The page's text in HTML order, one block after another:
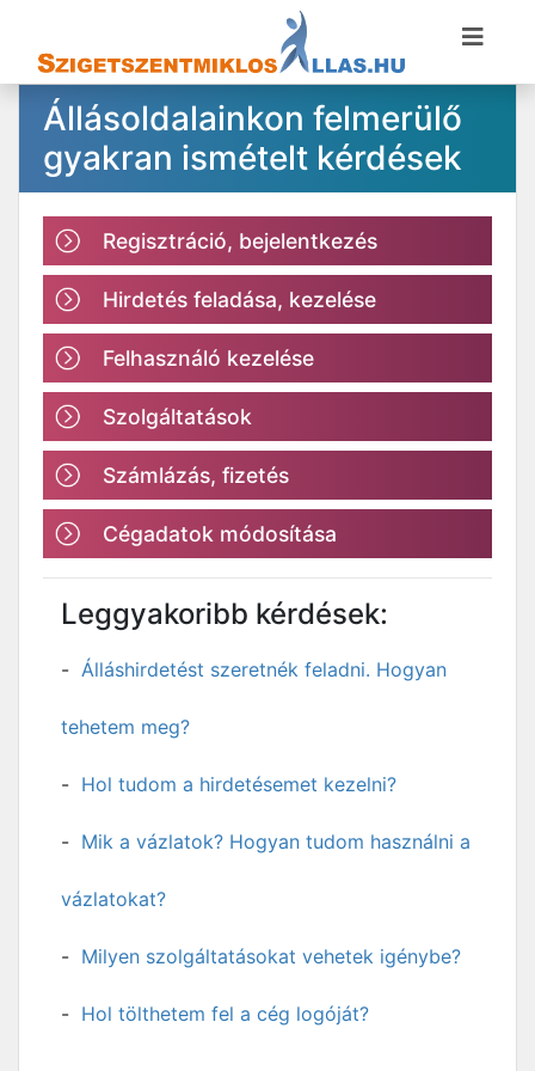
Állásoldalainkon felmerülő
gyakran ismételt kérdések
Regisztráció, bejelentkezés
Hirdetés feladása, kezelése
Felhasználó kezelése
Szolgáltatások
Számlázás, fizetés
Cégadatok módosítása
Leggyakoribb kérdések:
Álláshirdetést szeretnék feladni. Hogyan
tehetem meg?
Hol tudom a hirdetésemet kezelni?
Mik a vázlatok? Hogyan tudom használni a
vázlatokat?
Milyen szolgáltatásokat vehetek igénybe?
Hol tölthetem fel a cég logóját?